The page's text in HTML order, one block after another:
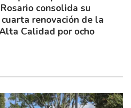
consolida su
renovación de la
Calidad por ocho